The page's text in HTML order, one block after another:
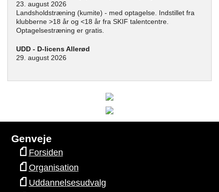
23. august 2026
Landsholdstræning (kumite) - med optagelse. Indstillet fra
klubberne >18 år og <18 år fra SKIF talentcentre.
Optagelsestræning er gratis.
UDD - D-licens Allerød
29. august 2026
Genveje
Forsiden
Organisation
Uddannelsesudvalg